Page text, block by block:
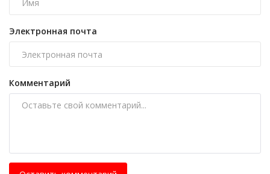
Электронная почта
Комментарий